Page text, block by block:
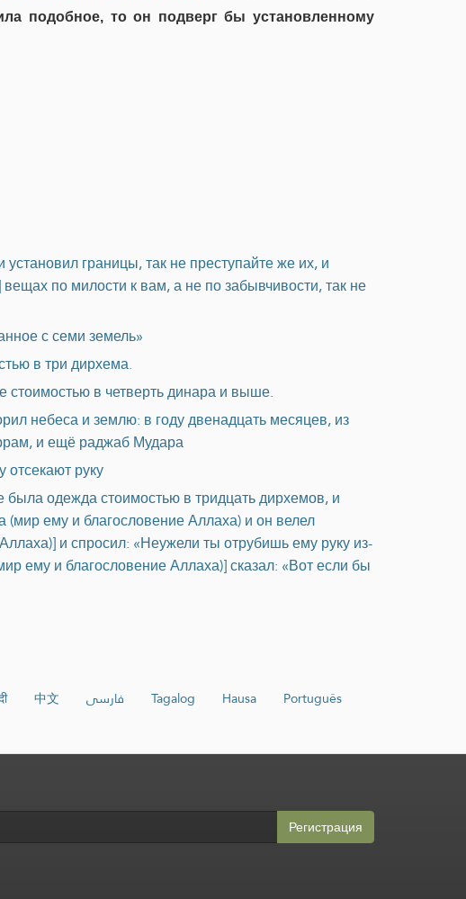
подобное, то он подверг бы установленному
границы, так не преступайте же их, и
по милости к вам, а не по забывчивости, так не
с семи земель»
в три дирхема.
стоимостью в четверть динара и выше.
небеса и землю: в году двенадцать месяцев, из
и ещё раджаб Мудара
руку
одежда стоимостью в тридцать дирхемов, и
ему и благословение Аллаха) и он велел
и спросил: «Неужели ты отрубишь ему руку из-
ему и благословение Аллаха)] сказал: «Вот если бы
中文 فارسی Tagalog Hausa
Português
Регистрация